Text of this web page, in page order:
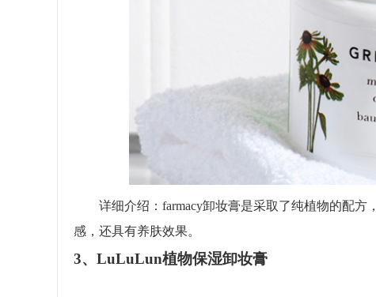
详细介绍：farmacy卸妆膏是采取了纯植物的配方
感，还具有养肤效果。
3、LuLuLun植物保湿卸妆膏